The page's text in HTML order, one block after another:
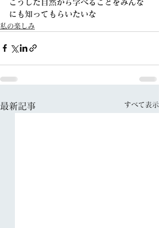
こうした自然から学べることをみんな
にも知ってもらいたいな
私の楽しみ
最新記事 すべて表示